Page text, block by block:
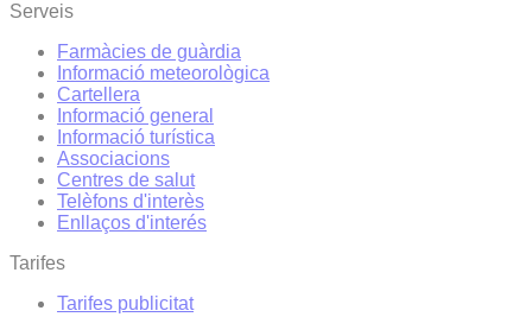
Serveis
Farmàcies de guàrdia
Informació meteorològica
Cartellera
Informació general
Informació turística
Associacions
Centres de salut
Telèfons d'interès
Enllaços d'interés
Tarifes
Tarifes publicitat